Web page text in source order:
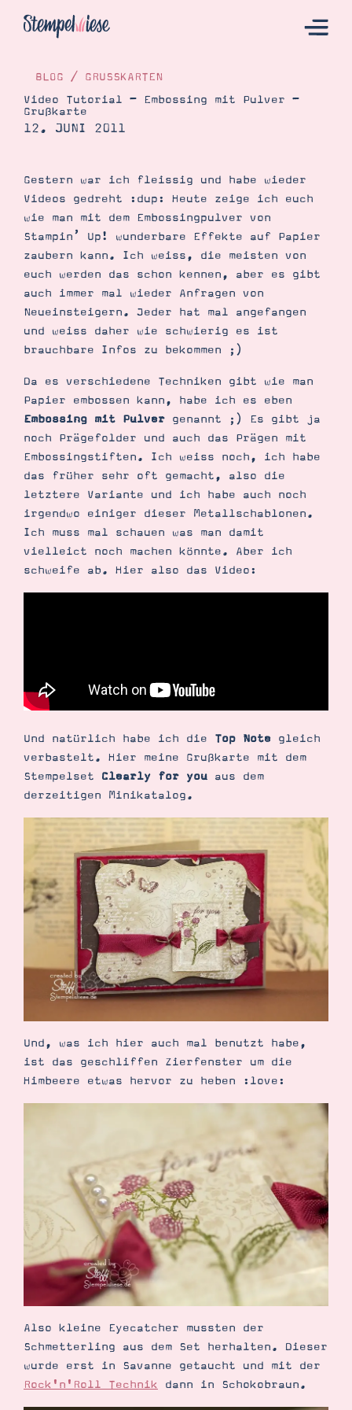
Hier Starten
Bestellen
Kontakt
Angebote
Blog
Produkte erklärt
Über mich
Über Stampin’ Up!
Tipps & Tricks
Ordnungstipps
BLOG / GRUSSKARTEN
Video Tutorial – Embossing mit Pulver –
Grußkarte
12. JUNI 2011
Gestern war ich fleissig und habe wieder
Videos gedreht :dup: Heute zeige ich euch
wie man mit dem Embossingpulver von
Stampin’ Up! wunderbare Effekte auf Papier
zaubern kann. Ich weiss, die meisten von
euch werden das schon kennen, aber es gibt
auch immer mal wieder Anfragen von
Neueinsteigern. Jeder hat mal angefangen
und weiss daher wie schwierig es ist
brauchbare Infos zu bekommen ;)
Da es verschiedene Techniken gibt wie man
Papier embossen kann, habe ich es eben
Embossing mit Pulver genannt ;) Es gibt ja
noch Prägefolder und auch das Prägen mit
Embossingstiften. Ich weiss noch, ich habe
das früher sehr oft gemacht, also die
letztere Variante und ich habe auch noch
irgendwo einiger dieser Metallschablonen.
Ich muss mal schauen was man damit
vielleict noch machen könnte. Aber ich
schweife ab. Hier also das Video:
Und natürlich habe ich die Top Note gleich
verbastelt. Hier meine Grußkarte mit dem
Stempelset Clearly for you aus dem
derzeitigen Minikatalog.
Und, was ich hier auch mal benutzt habe,
ist das geschliffen Zierfenster um die
Himbeere etwas hervor zu heben :love:
Also kleine Eyecatcher mussten der
Schmetterling aus dem Set herhalten. Dieser
wurde erst in Savanne getaucht und mit der
Rock'n'Roll Technik dann in Schokobraun.